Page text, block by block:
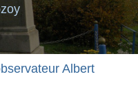
Albert